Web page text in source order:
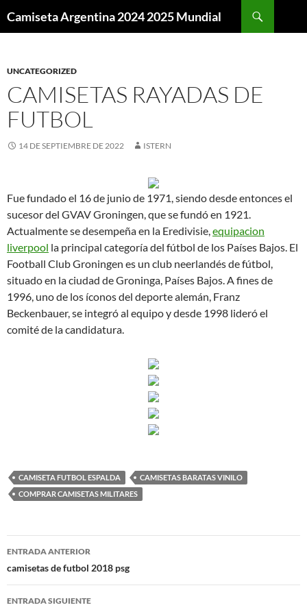
Camiseta Argentina 2024 2025 Mundial
UNCATEGORIZED
CAMISETAS RAYADAS DE
FUTBOL
14 DE SEPTIEMBRE DE 2022 ISTERN
Fue fundado el 16 de junio de 1971, siendo desde entonces el
sucesor del GVAV Groningen, que se fundó en 1921.
Actualmente se desempeña en la Eredivisie,equipacion
liverpool la principal categoría del fútbol de los Países Bajos. El
Football Club Groningen es un club neerlandés de fútbol,
situado en la ciudad de Groninga, Países Bajos. A fines de
1996, uno de los íconos del deporte alemán, Franz
Beckenbauer, se integró al equipo y desde 1998 lideró el
comité de la candidatura.
CAMISETA FUTBOL ESPALDA
CAMISETAS BARATAS VINILO
COMPRAR CAMISETAS MILITARES
Navegación
de
entradas
ENTRADA ANTERIOR
camisetas de futbol 2018 psg
ENTRADA SIGUIENTE